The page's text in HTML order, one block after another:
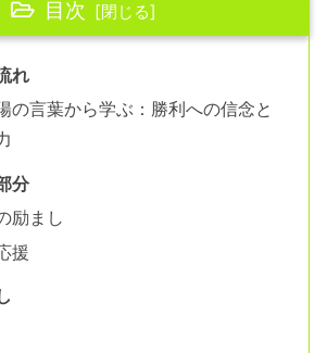
目次
れ
の言葉から学ぶ：勝利への信念と
分
励まし
援